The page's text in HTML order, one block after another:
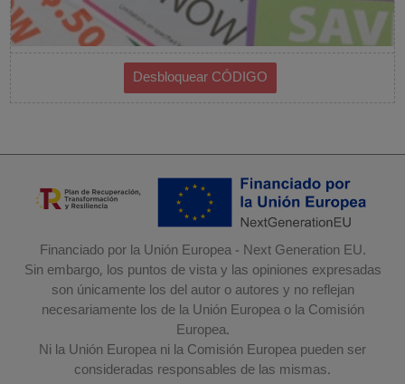
Financiado por la Unión Europea - Next Generation EU.
Sin embargo, los puntos de vista y las opiniones expresadas
son únicamente los del autor o autores y no reflejan
necesariamente los de la Unión Europea o la Comisión
Europea.
Ni la Unión Europea ni la Comisión Europea pueden ser
consideradas responsables de las mismas.